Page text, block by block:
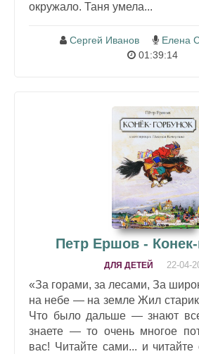
окружало. Таня умела...
Сергей Иванов
Елена
01:39:14
Петр Ершов - Конек-
ДЛЯ ДЕТЕЙ 22-04-
«За горами, за лесами, За
на небе — на земле Жил
Что было дальше — знают
знаете — то очень многое
вас! Читайте сами... и